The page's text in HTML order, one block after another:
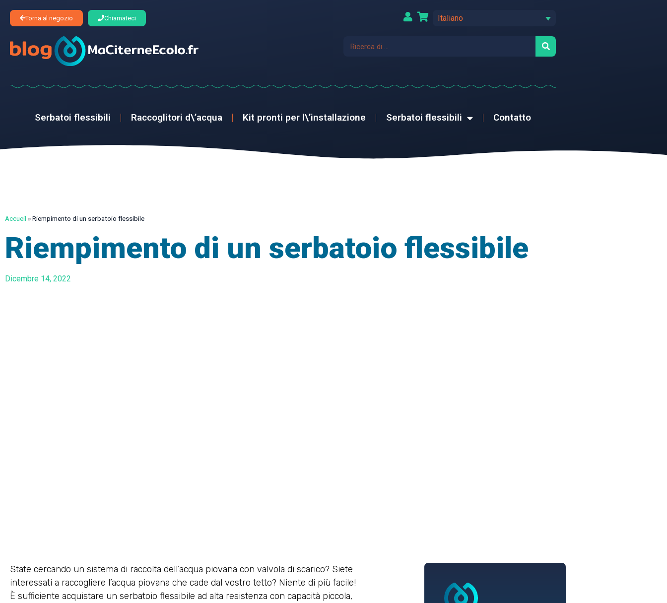
Torna al negozio Chiamateci Italiano
Serbatoi flessibili Raccoglitori d\’acqua Kit pronti per l\’installazione Serbatoi flessibili Contatto
Accueil »Riempimento di un serbatoio flessibile
Riempimento di un serbatoio flessibile
Dicembre 14, 2022
State cercando un sistema di raccolta dell’acqua piovana con valvola di scarico? Siete
interessati a raccogliere l’acqua piovana che cade dal vostro tetto? Niente di più facile!
È sufficiente acquistare un serbatoio flessibile ad alta resistenza con capacità piccola,